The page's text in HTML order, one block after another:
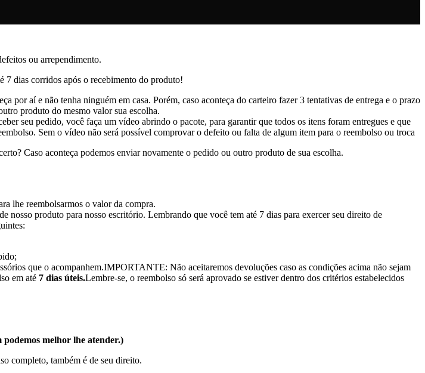
ou arrependimento.
7 dias corridos após o recebimento do produto!
por aí e não tenha ninguém em casa. Porém, caso aconteça do carteiro fazer 3 tentativas de entrega e o prazo
produto do mesmo valor sua escolha.
seu pedido, você faça um vídeo abrindo o pacote, para garantir que todos os itens foram entregues e que
Sem o vídeo não será possível comprovar o defeito ou falta de algum item para o reembolso ou troca
Caso aconteça podemos enviar novamente o pedido ou outro produto de sua escolha.
lhe reembolsarmos o valor da compra.
nosso produto para nosso escritório. Lembrando que você tem até 7 dias para exercer seu direito de
que o acompanhem.IMPORTANTE: Não aceitaremos devoluções caso as condições acima não sejam
em até 7 dias úteis.Lembre-se, o reembolso só será aprovado se estiver dentro dos critérios estabelecidos
podemos melhor lhe atender.)
completo, também é de seu direito.